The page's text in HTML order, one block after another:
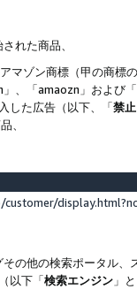
れた商品、
マゾン商標（甲の商
、「amaozn」および
した広告（以下、「禁
、
の他の検索ポータル
以下「検索エンジン 」